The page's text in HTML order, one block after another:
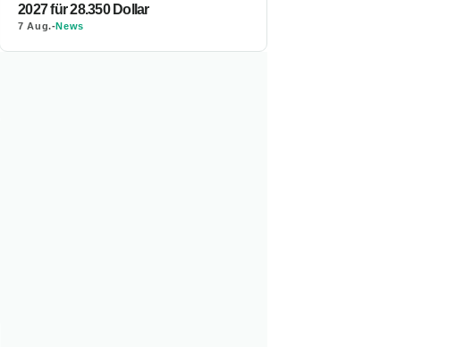
2027 für 28.350 Dollar
7 Aug.-News